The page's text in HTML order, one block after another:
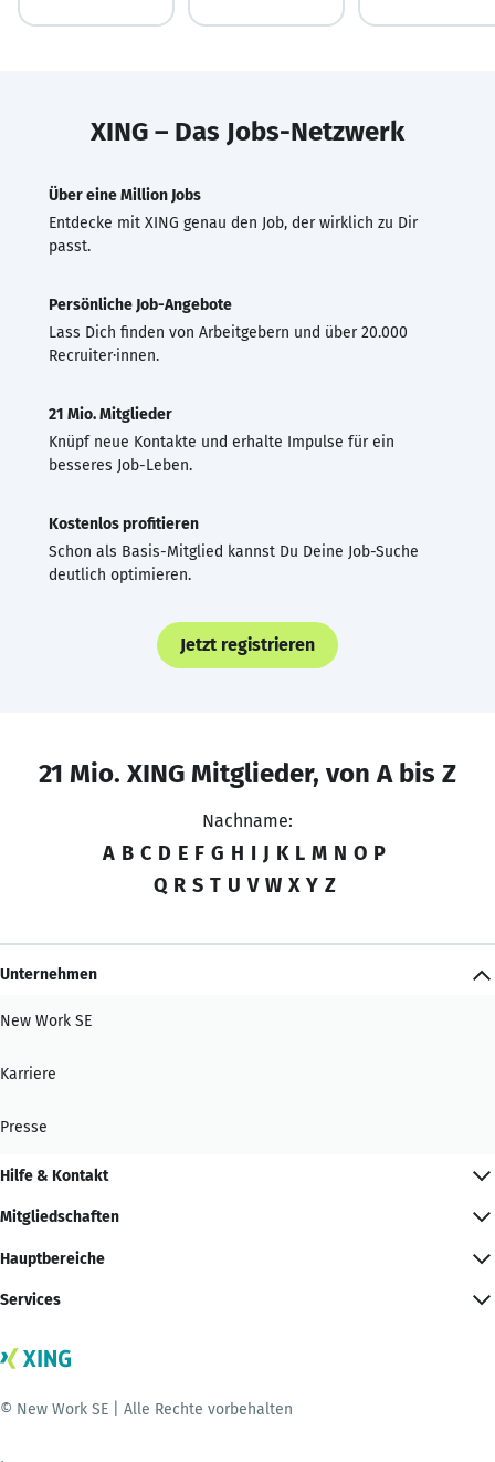
XING – Das Jobs-Netzwerk
Über eine Million Jobs
Entdecke mit XING genau den Job, der wirklich zu Dir
passt.
Persönliche Job-Angebote
Lass Dich finden von Arbeitgebern und über 20.000
Recruiter·innen.
21 Mio. Mitglieder
Knüpf neue Kontakte und erhalte Impulse für ein
besseres Job-Leben.
Kostenlos profitieren
Schon als Basis-Mitglied kannst Du Deine Job-Suche
deutlich optimieren.
Jetzt registrieren
21 Mio. XING Mitglieder, von A bis Z
Nachname:
A B C D E F G H I J K L M N O P
Q R S T U V W X Y Z
Unternehmen
New Work SE
Karriere
Presse
Hilfe & Kontakt
Mitgliedschaften
Hauptbereiche
Services
© New Work SE | Alle Rechte vorbehalten